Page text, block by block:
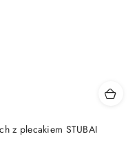
z plecakiem STUBAI